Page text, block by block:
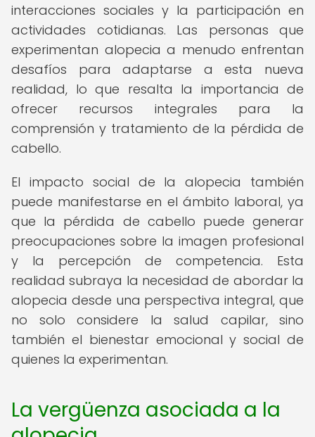
interacciones sociales y la participación en
actividades cotidianas. Las personas que
experimentan alopecia a menudo enfrentan
desafíos para adaptarse a esta nueva
realidad, lo que resalta la importancia de
ofrecer recursos integrales para la
comprensión y tratamiento de la pérdida de
cabello.
El impacto social de la alopecia también
puede manifestarse en el ámbito laboral, ya
que la pérdida de cabello puede generar
preocupaciones sobre la imagen profesional
y la percepción de competencia. Esta
realidad subraya la necesidad de abordar la
alopecia desde una perspectiva integral, que
no solo considere la salud capilar, sino
también el bienestar emocional y social de
quienes la experimentan.
La vergüenza asociada a la